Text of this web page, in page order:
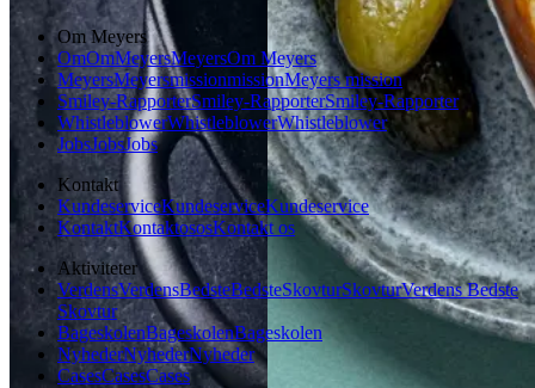
Om Meyers
OmOmMeyersMeyersOm Meyers
MeyersMeyersmissionmissionMeyers mission
Smiley-RapporterSmiley-RapporterSmiley-Rapporter
WhistleblowerWhistleblowerWhistleblower
JobsJobsJobs
Kontakt
KundeserviceKundeserviceKundeservice
KontaktKontaktososKontakt os
Aktiviteter
VerdensVerdensBedsteBedsteSkovturSkovturVerdens Bedste
Skovtur
BageskolenBageskolenBageskolen
NyhederNyhederNyheder
CasesCasesCases